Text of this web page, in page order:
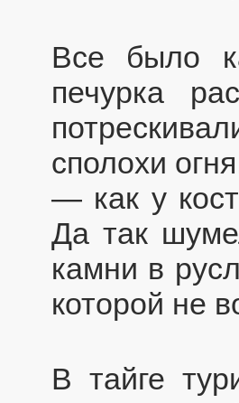
Все было
печурка
сполохи
— как у
Да так
камни в
которой не
В тайге